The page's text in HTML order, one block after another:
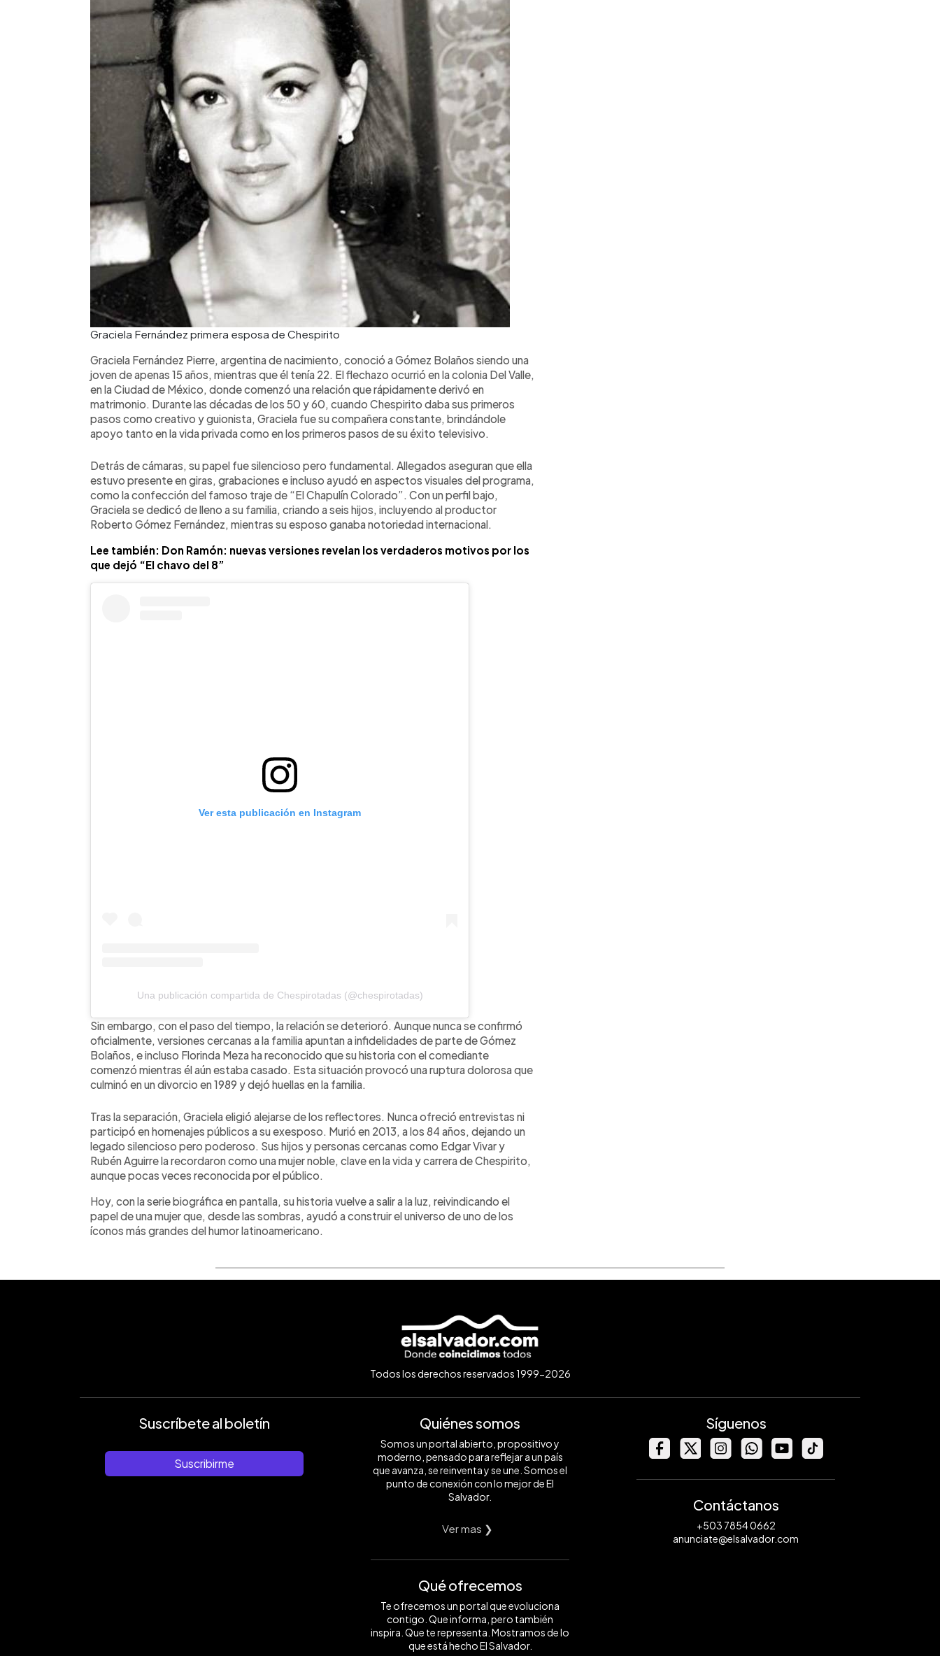
Graciela Fernández primera esposa de Chespirito
Graciela Fernández Pierre, argentina de nacimiento, conoció a Gómez Bolaños siendo una
joven de apenas 15 años, mientras que él tenía 22. El flechazo ocurrió en la colonia Del Valle,
en la Ciudad de México, donde comenzó una relación que rápidamente derivó en
matrimonio. Durante las décadas de los 50 y 60, cuando Chespirito daba sus primeros
pasos como creativo y guionista, Graciela fue su compañera constante, brindándole
apoyo tanto en la vida privada como en los primeros pasos de su éxito televisivo.
Detrás de cámaras, su papel fue silencioso pero fundamental. Allegados aseguran que ella
estuvo presente en giras, grabaciones e incluso ayudó en aspectos visuales del programa,
como la confección del famoso traje de “El Chapulín Colorado”. Con un perfil bajo,
Graciela se dedicó de lleno a su familia, criando a seis hijos, incluyendo al productor
Roberto Gómez Fernández, mientras su esposo ganaba notoriedad internacional.
Lee también: Don Ramón: nuevas versiones revelan los verdaderos motivos por los
que dejó “El chavo del 8”
Ver esta publicación en Instagram
Una publicación compartida de Chespirotadas (@chespirotadas)
Sin embargo, con el paso del tiempo, la relación se deterioró. Aunque nunca se confirmó
oficialmente, versiones cercanas a la familia apuntan a infidelidades de parte de Gómez
Bolaños, e incluso Florinda Meza ha reconocido que su historia con el comediante
comenzó mientras él aún estaba casado. Esta situación provocó una ruptura dolorosa que
culminó en un divorcio en 1989 y dejó huellas en la familia.
Tras la separación, Graciela eligió alejarse de los reflectores. Nunca ofreció entrevistas ni
participó en homenajes públicos a su exesposo. Murió en 2013, a los 84 años, dejando un
legado silencioso pero poderoso. Sus hijos y personas cercanas como Edgar Vivar y
Rubén Aguirre la recordaron como una mujer noble, clave en la vida y carrera de Chespirito,
aunque pocas veces reconocida por el público.
Hoy, con la serie biográfica en pantalla, su historia vuelve a salir a la luz, reivindicando el
papel de una mujer que, desde las sombras, ayudó a construir el universo de uno de los
íconos más grandes del humor latinoamericano.
Todos los derechos reservados 1999-2026
Suscríbete al boletín
Suscribirme
Quiénes somos
Somos un portal abierto, propositivo y
moderno, pensado para reflejar a un país
que avanza, se reinventa y se une. Somos el
punto de conexión con lo mejor de El
Salvador.
Ver mas ❯
Qué ofrecemos
Te ofrecemos un portal que evoluciona
contigo. Que informa, pero también
inspira. Que te representa. Mostramos de lo
que está hecho El Salvador.
Síguenos
Contáctanos
+503 7854 0662
anunciate@elsalvador.com